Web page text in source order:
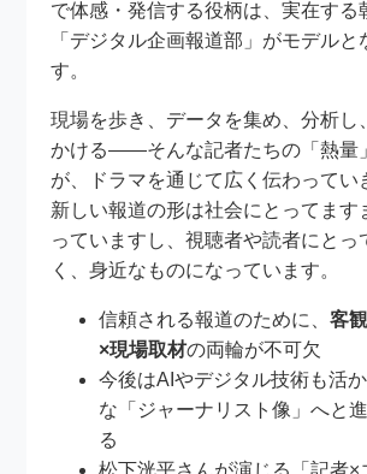
で体感・発信する役柄は、実在する
「デジタル企画報道部」がモデルと
す。
現場を歩き、データを集め、分析し
かける――そんな記者たちの「熱量
が、ドラマを通じて広く伝わってい
新しい報道の形は社会にとってます
っていますし、視聴者や読者にとっ
く、身近なものになっています。
信頼される報道のために、客
×現場取材の両輪が不可欠
今後はAIやデジタル技術も活
な「ジャーナリスト像」へと
る
松下洸平さんが演じる「記者×